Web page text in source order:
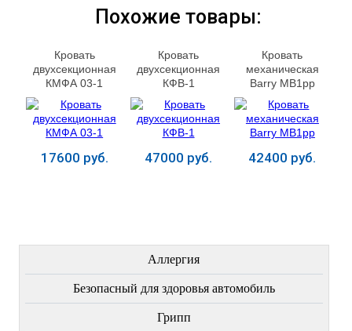
Похожие товары:
Кровать
двухсекционная
КМФА 03-1
17600 руб.
Кровать
двухсекционная
КФВ‑1
47000 руб.
Кровать
механическая
Barry MB1pp
42400 руб.
Аллергия
Безопасный для здоровья автомобиль
Грипп